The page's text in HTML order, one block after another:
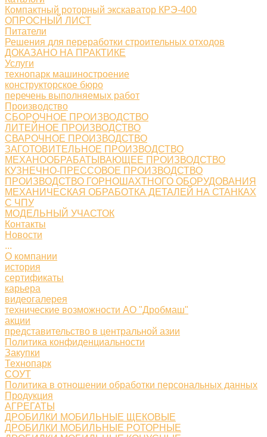
Компактный роторный экскаватор КРЭ-400
ОПРОСНЫЙ ЛИСТ
Питатели
Решения для переработки строительных отходов
ДОКАЗАНО НА ПРАКТИКЕ
Услуги
технопарк машиностроение
конструкторское бюро
перечень выполняемых работ
Производство
СБОРОЧНОЕ ПРОИЗВОДСТВО
ЛИТЕЙНОЕ ПРОИЗВОДСТВО
СВАРОЧНОЕ ПРОИЗВОДСТВО
ЗАГОТОВИТЕЛЬНОЕ ПРОИЗВОДСТВО
МЕХАНООБРАБАТЫВАЮЩЕЕ ПРОИЗВОДСТВО
КУЗНЕЧНО-ПРЕССОВОЕ ПРОИЗВОДСТВО
ПРОИЗВОДСТВО ГОРНОШАХТНОГО ОБОРУДОВАНИЯ
МЕХАНИЧЕСКАЯ ОБРАБОТКА ДЕТАЛЕЙ НА СТАНКАХ
С ЧПУ
МОДЕЛЬНЫЙ УЧАСТОК
Контакты
Новости
...
О компании
история
сертификаты
карьера
видеогалерея
технические возможности АО "Дробмаш"
акции
представительство в центральной азии
Политика конфиденциальности
Закупки
Технопарк
СОУТ
Политика в отношении обработки персональных данных
Продукция
АГРЕГАТЫ
ДРОБИЛКИ МОБИЛЬНЫЕ ЩЕКОВЫЕ
ДРОБИЛКИ МОБИЛЬНЫЕ РОТОРНЫЕ